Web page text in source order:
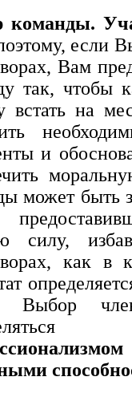
команды.
если
Вам
так, чтобы
встать на
и
может быть
силу,
как в
Выбор